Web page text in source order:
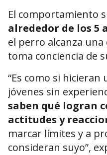
El comportamiento
alrededor de los 5
el perro alcanza
toma conciencia de
“Es como si hicieran
jóvenes sin
saben qué logran
actitudes y
marcar límites y a
consideran suyo”,